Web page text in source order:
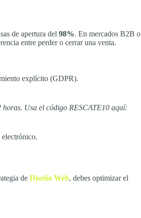
de apertura del 98%. En mercados B2B o
entre perder o cerrar una venta.
explícito (GDPR).
Usa el código RESCATE10 aquí:
de Diseño Web, debes optimizar el